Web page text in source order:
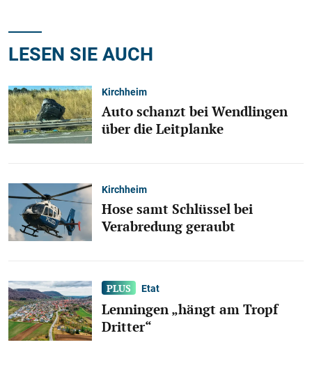
LESEN SIE AUCH
Kirchheim
Auto schanzt bei Wendlingen
über die Leitplanke
Kirchheim
Hose samt Schlüssel bei
Verabredung geraubt
Etat
Lenningen „hängt am Tropf
Dritter“